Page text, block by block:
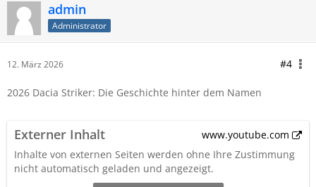
admin
Administrator
12. März 2026 #4
2026 Dacia Striker: Die Geschichte hinter dem Namen
Externer Inhalt
www.youtube.com
Inhalte von externen Seiten werden ohne Ihre Zustimmung
nicht automatisch geladen und angezeigt.